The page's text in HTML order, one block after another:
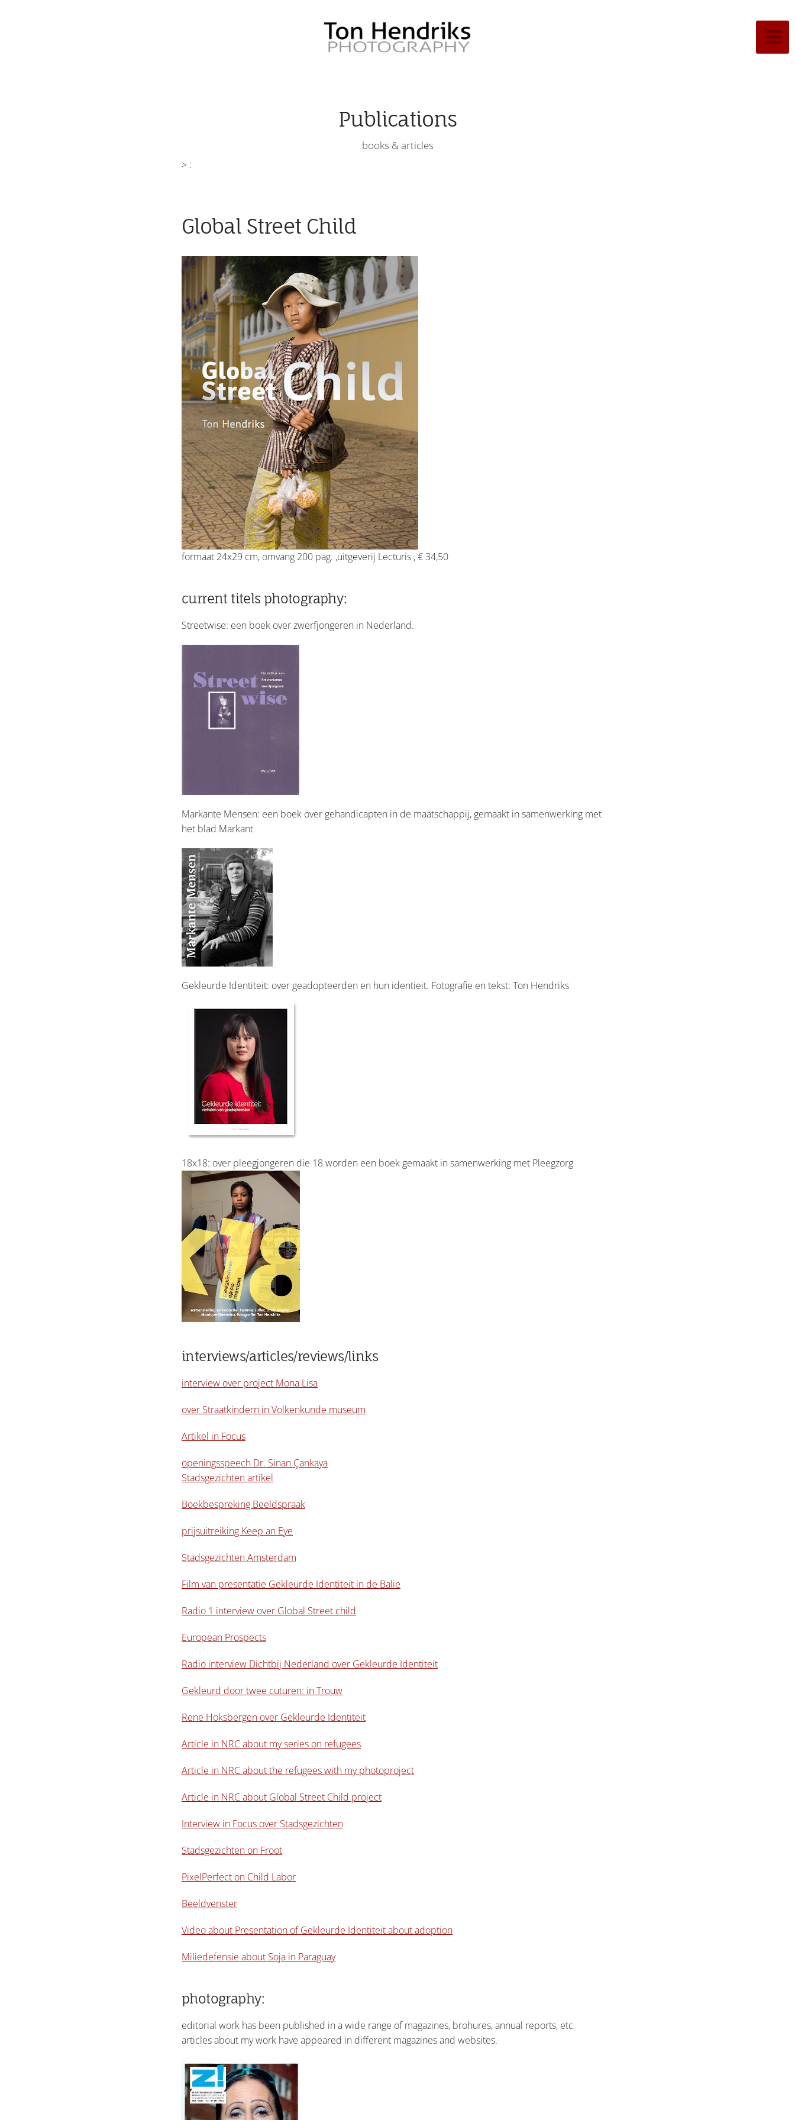
Publications
books & articles
> :
Global Street Child
formaat 24x29 cm, omvang 200 pag. ,uitgeverij Lecturis , € 34,50
current titels photography:
Streetwise: een boek over zwerfjongeren in Nederland.
Markante Mensen: een boek over gehandicapten in de maatschappij, gemaakt in samenwerking met
het blad Markant
Gekleurde Identiteit: over geadopteerden en hun identieit. Fotografie en tekst: Ton Hendriks
18x18: over pleegjongeren die 18 worden een boek gemaakt in samenwerking met Pleegzorg
interviews/articles/reviews/links
interview over project Mona Lisa
over Straatkindern in Volkenkunde museum
Artikel in Focus
openingsspeech Dr. Sinan Çankaya
Stadsgezichten artikel
Boekbespreking Beeldspraak
prijsuitreiking Keep an Eye
Stadsgezichten Amsterdam
Film van presentatie Gekleurde Identiteit in de Balie
Radio 1 interview over Global Street child
European Prospects
Radio interview Dichtbij Nederland over Gekleurde Identiteit
Gekleurd door twee cuturen: in Trouw
Rene Hoksbergen over Gekleurde Identiteit
Article in NRC about my series on refugees
Article in NRC about the refugees with my photoproject
Article in NRC about Global Street Child project
Interview in Focus over Stadsgezichten
Stadsgezichten on Froot
PixelPerfect on Child Labor
Beeldvenster
Video about Presentation of Gekleurde Identiteit about adoption
Miliedefensie about Soja in Paraguay
photography:
editorial work has been published in a wide range of magazines, brohures, annual reports, etc
articles about my work have appeared in different magazines and websites.